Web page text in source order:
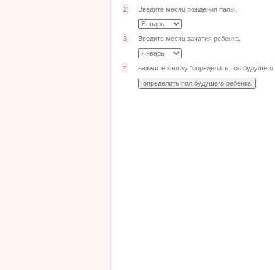
2 Введите месяц рождения папы.
3 Введите месяц зачатия ребенка.
* нажмите кнопку "определить пол будущего